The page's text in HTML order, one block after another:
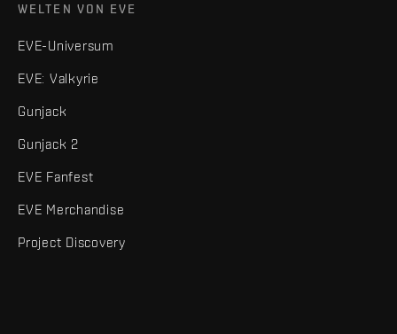
WELTEN VON EVE
EVE-Universum
EVE: Valkyrie
Gunjack
Gunjack 2
EVE Fanfest
EVE Merchandise
Project Discovery